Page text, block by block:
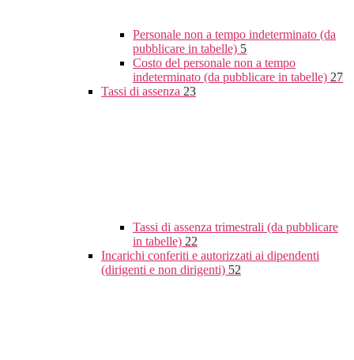
Personale non a tempo indeterminato (da
pubblicare in tabelle) 5
Costo del personale non a tempo
indeterminato (da pubblicare in tabelle) 27
Tassi di assenza 23
Tassi di assenza trimestrali (da pubblicare
in tabelle) 22
Incarichi conferiti e autorizzati ai dipendenti
(dirigenti e non dirigenti) 52